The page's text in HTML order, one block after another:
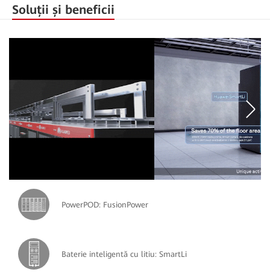
Soluții și beneficii
PowerPOD: FusionPower
Baterie inteligentă cu litiu: SmartLi